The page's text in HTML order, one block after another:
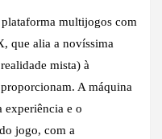
multijogos com
que alia a novíssima
mista) à
A máquina
experiência e o
jogo, com a